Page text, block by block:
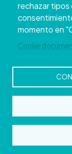
rechazar tipos
momento en
Cookie